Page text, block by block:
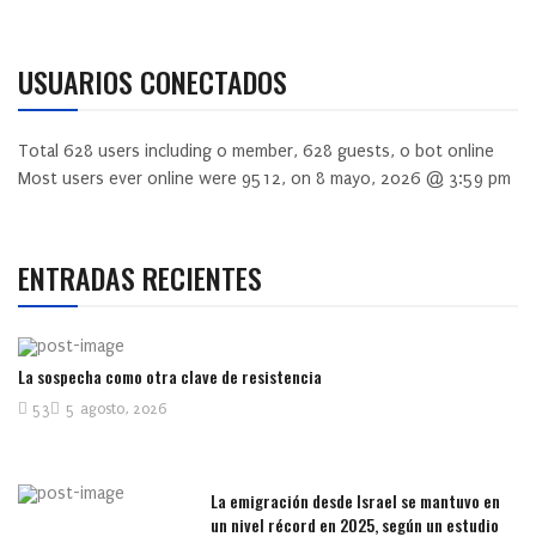
USUARIOS CONECTADOS
Total 628 users including 0 member, 628 guests, 0 bot online
Most users ever online were 9512, on 8 mayo, 2026 @ 3:59 pm
ENTRADAS RECIENTES
La sospecha como otra clave de resistencia
5 agosto, 2026
53
La emigración desde Israel se mantuvo en
un nivel récord en 2025, según un estudio